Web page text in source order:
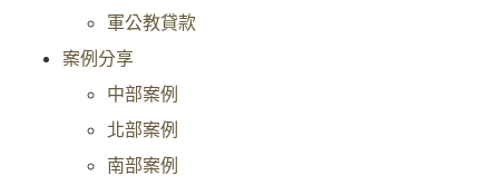
軍公教貸款
案例分享
中部案例
北部案例
南部案例